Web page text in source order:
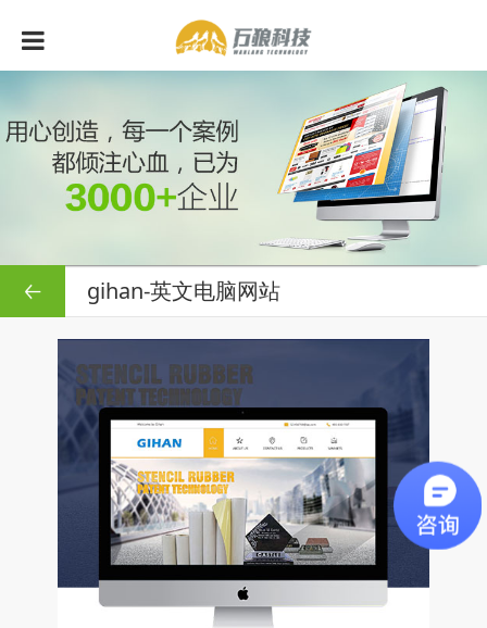
gihan-英文电脑网站